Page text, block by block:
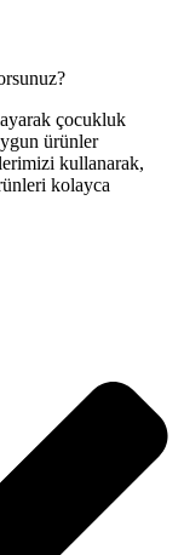
çocukluk
ürünler
kullanarak,
kolayca